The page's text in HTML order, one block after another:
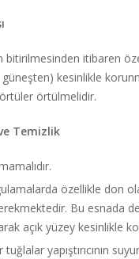
itibaren
kesinlikle
örtülmelidir.
Temizlik
özellikle don
Bu esnada
açık yüzey kesinlikle
yapıştırıcının